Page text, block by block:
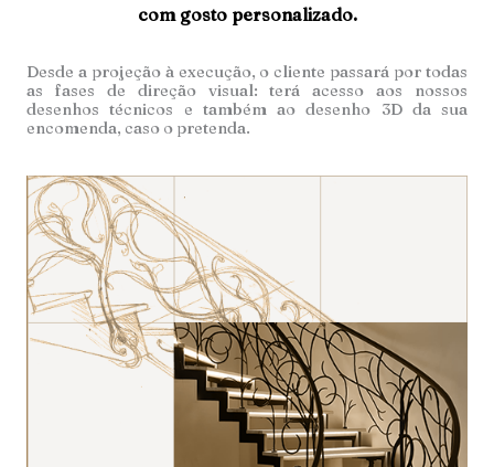
com gosto personalizado.
Desde a projeção à execução, o cliente passará por todas
as fases de direção visual: terá acesso aos nossos
desenhos técnicos e também ao desenho 3D da sua
encomenda, caso o pretenda.